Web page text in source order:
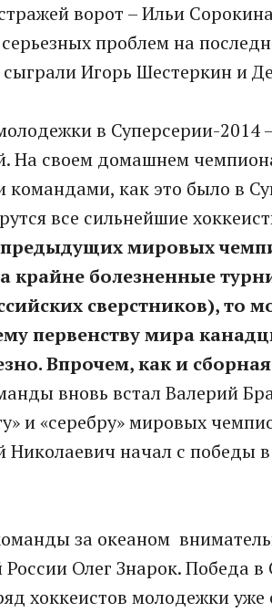
ворот – Ильи
проблем на
Игорь Шестеркин и
в Суперсерии-2014
На своем домашнем
как это было в
все сильнейшие
мировых
крайне болезненные
сверстников), то
первенству мира
Впрочем, как и
вновь встал Валерий
и «серебру» мировых
начал с победы
за океаном
Олег Знарок. Победа в
хоккеистов молодежки уже